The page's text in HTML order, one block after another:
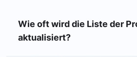
Wie oft wird die Liste der
aktualisiert?